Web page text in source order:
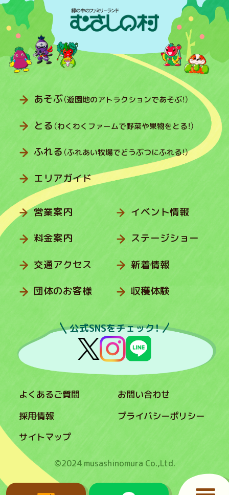
あそぶ（遊園地のアトラクションであそぶ！）
とる （わくわくファームで野菜や果物をとる！）
ふれる （ふれあい牧場でどうぶつにふれる！）
エリアガイド
営業案内
料金案内
交通アクセス
団体のお客様
イベント情報
ステージショー
新着情報
収穫体験
公式SNSをチェック！
よくあるご質問
お問い合わせ
採用情報
プライバシーポリシー
サイトマップ
©2024 musashinomura Co.,Ltd.